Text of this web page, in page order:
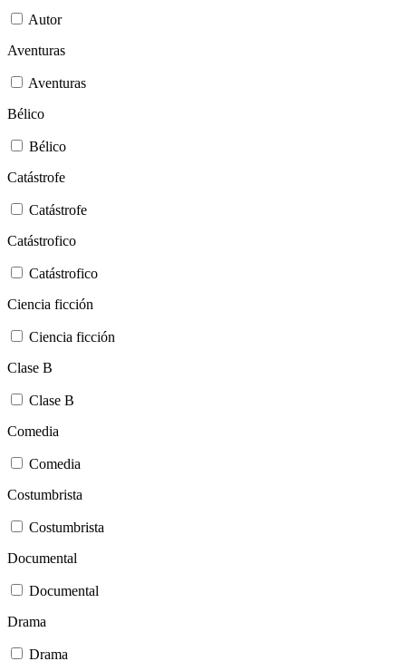
Autor
Aventuras
Aventuras
Bélico
Bélico
Catástrofe
Catástrofe
Catástrofico
Catástrofico
Ciencia ficción
Ciencia ficción
Clase B
Clase B
Comedia
Comedia
Costumbrista
Costumbrista
Documental
Documental
Drama
Drama